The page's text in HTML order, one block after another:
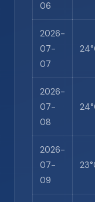
06
2026-
07-
07
2026-
07-
08
2026-
07-
09